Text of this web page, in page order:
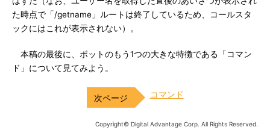
た時点で「/getname」ルートは終了しているため、コールスタ
ックにはこれが表示されない）。
本稿の最後に、ボットのもう1つの大きな特徴である「コマン
ド」について見てみよう。
コマンド
Copyright© Digital Advantage Corp. All Rights Reserved.